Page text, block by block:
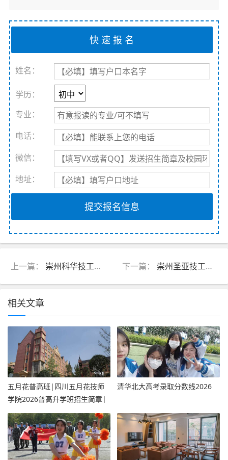
姓名：
学历：
专业：
电话：
微信：
地址：
提交报名信息
上一篇： 崇州科华技工学校学费包含哪些_崇州科华技工学校好不 下一篇： 崇州圣亚技工学校多大面积_崇州圣亚技工学校官网首页
相关文章
五月花普高班|四川五月花技师
学院2026普高升学班招生简章|
报考指南
清华北大高考录取分数线2026